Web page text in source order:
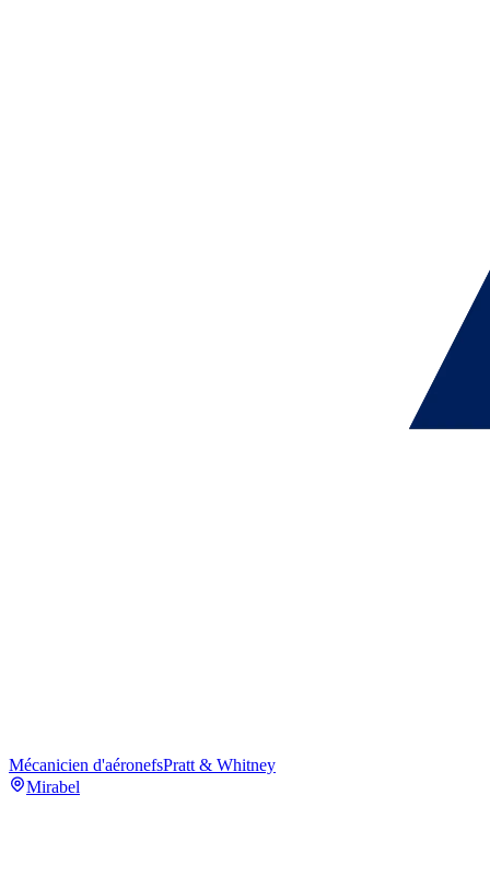
Mécanicien d'aéronefsPratt & Whitney
Mirabel